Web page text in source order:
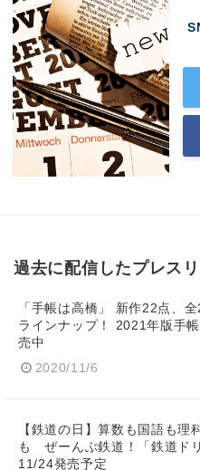
過去に配信したプレス
「手帳は高橋」 新作22点、
ラインナップ！ 2021年版手
売中
2020/11/6
【鉄道の日】算数も国語も理
も ぜーんぶ鉄道！「鉄道ドリ
11/24発売予定